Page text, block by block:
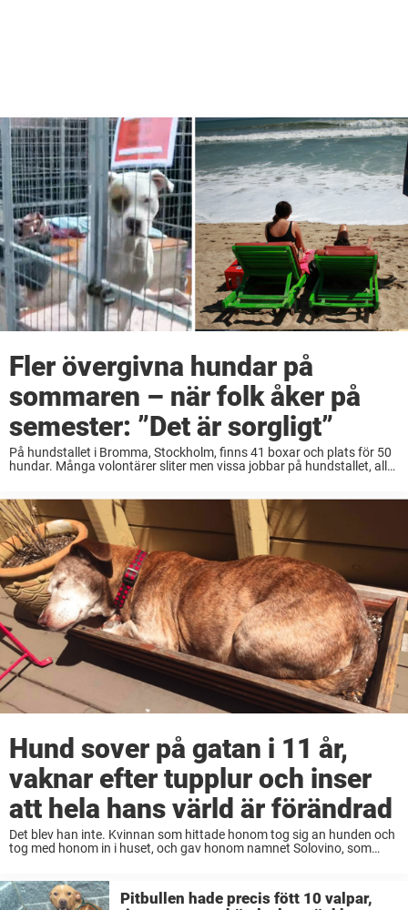
Fler övergivna hundar på
sommaren – när folk åker på
semester: ”Det är sorgligt”
På hundstallet i Bromma, Stockholm, finns 41 boxar och plats för 50
hundar. Många volontärer sliter men vissa jobbar på hundstallet, allt
Hund sover på gatan i 11 år,
vaknar efter tupplur och inser
att hela hans värld är förändrad
Det blev han inte. Kvinnan som hittade honom tog sig an hunden och
tog med honom in i huset, och gav honom namnet Solovino, som
Pitbullen hade precis fött 10 valpar,